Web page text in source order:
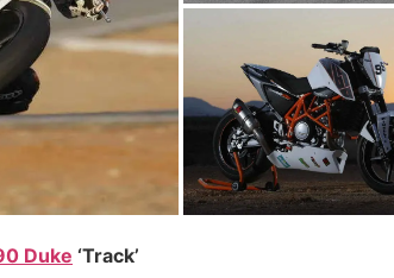
Duke ‘Track’